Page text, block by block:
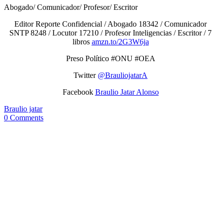
Abogado/ Comunicador/ Profesor/ Escritor
Editor Reporte Confidencial / Abogado 18342 / Comunicador
SNTP 8248 / Locutor 17210 / Profesor Inteligencias / Escritor / 7
libros amzn.to/2G3W6ja
Preso Político #ONU #OEA
Twitter @BrauliojatarA
Facebook Braulio Jatar Alonso
Braulio jatar
0 Comments